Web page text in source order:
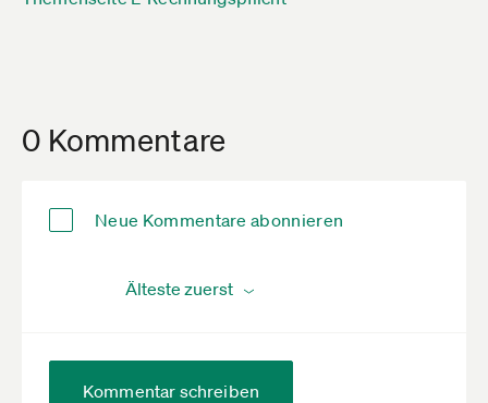
0 Kommentare
Neue Kommentare abonnieren
Kommentar schreiben